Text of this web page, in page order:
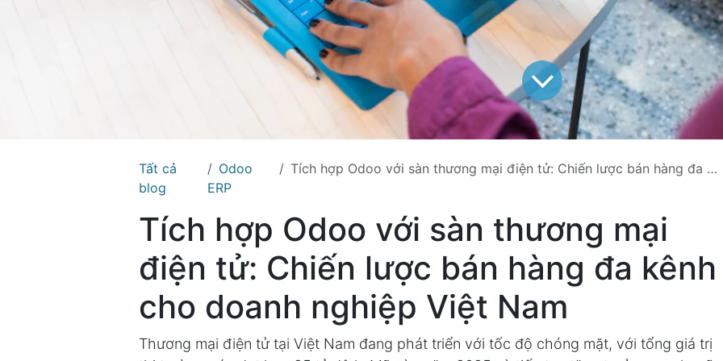
Tất cả
blog
Odoo
ERP
Tích hợp Odoo với sàn thương mại điện tử: Chiến lược bán hàng đa kênh 2026
Tích hợp Odoo với sàn thương mại
điện tử: Chiến lược bán hàng đa kênh
cho doanh nghiệp Việt Nam
Thương mại điện tử tại Việt Nam đang phát triển với tốc độ chóng mặt, với tổng giá trị